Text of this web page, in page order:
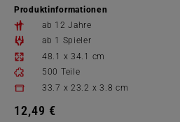
Produktinformationen
ab 12 Jahre
ab 1 Spieler
48.1 x 34.1 cm
500 Teile
33.7 x 23.2 x 3.8 cm
12,49 €